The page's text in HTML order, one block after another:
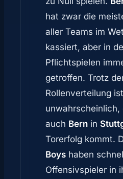
hat zwar die
aller Teams im
kassiert, aber in
Pflichtspielen
getroffen. Trotz
Rollenverteilung
unwahrscheinlich,
auch Bern in
Torerfolg kommt.
Boys haben
Offensivspieler in